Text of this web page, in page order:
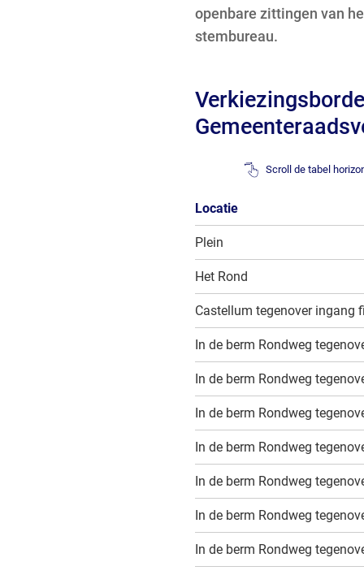
openbare zittingen van
stembureau.
Scroll de tabel
Locatie
Plein
Het Rond
Castellum tegenover ingang
In de berm Rondweg
In de berm Rondweg
In de berm Rondweg
In de berm Rondweg
In de berm Rondweg
In de berm Rondweg
In de berm Rondweg